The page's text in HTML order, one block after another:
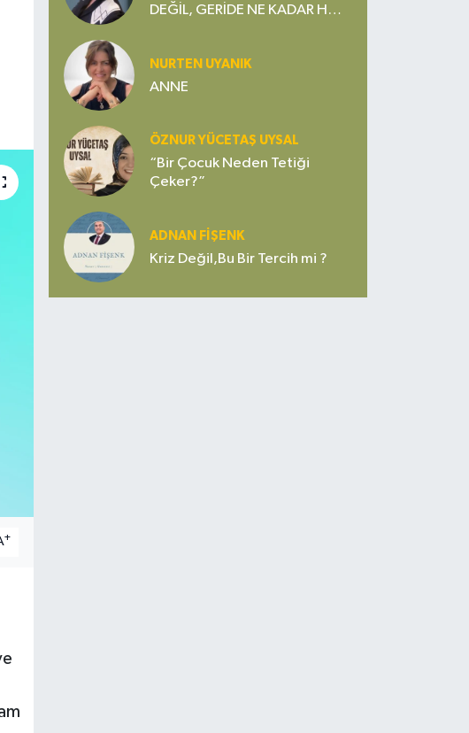
+
DEĞİL, GERİDE NE KADAR HOŞ
NURTEN UYANIK
ANNE
ÖZNUR YÜCETAŞ UYSAL
“Bir Çocuk Neden Tetiği
Çeker?”
ADNAN FİŞENK
Kriz Değil,Bu Bir Tercih mi ?